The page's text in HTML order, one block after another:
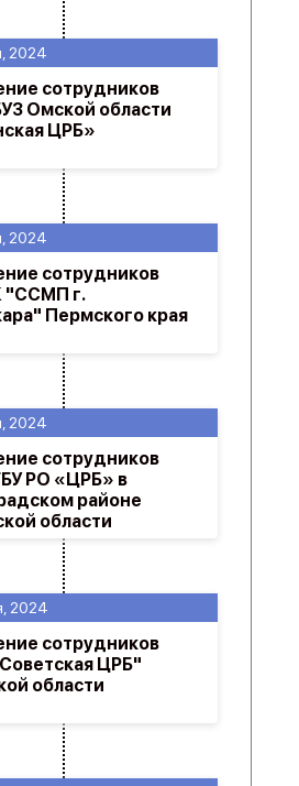
2024
сотрудников
ЦРБ"
области
2024
сотрудников
РО «ЦРБ» в
районе
области
2024
сотрудников
"ССМП г.
Пермского края
2024
сотрудников
Омской области
ЦРБ»